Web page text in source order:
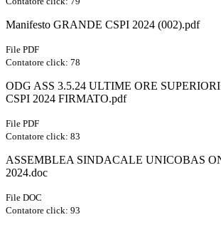
Manifesto GRANDE CSPI 2024 (002).pdf
File PDF
Contatore click: 78
ODG ASS 3.5.24 ULTIME ORE
CSPI 2024 FIRMATO.pdf
File PDF
Contatore click: 83
ASSEMBLEA SINDACALE UNICOBAS
2024.doc
File DOC
Contatore click: 93